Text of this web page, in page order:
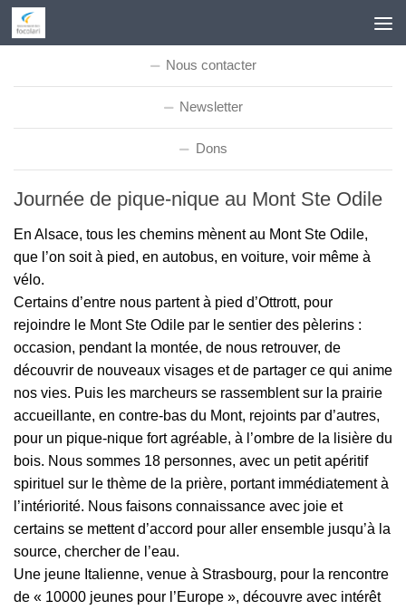
Skip to content
Nous contacter
Newsletter
Dons
Journée de pique-nique au Mont Ste Odile
En Alsace, tous les chemins mènent au Mont Ste Odile,
que l’on soit à pied, en autobus, en voiture, voir même à
vélo.
Certains d’entre nous partent à pied d’Ottrott, pour
rejoindre le Mont Ste Odile par le sentier des pèlerins :
occasion, pendant la montée, de nous retrouver, de
découvrir de nouveaux visages et de partager ce qui anime
nos vies. Puis les marcheurs se rassemblent sur la prairie
accueillante, en contre-bas du Mont, rejoints par d’autres,
pour un pique-nique fort agréable, à l’ombre de la lisière du
bois. Nous sommes 18 personnes, avec un petit apéritif
spirituel sur le thème de la prière, portant immédiatement à
l’intériorité. Nous faisons connaissance avec joie et
certains se mettent d’accord pour aller ensemble jusqu’à la
source, chercher de l’eau.
Une jeune Italienne, venue à Strasbourg, pour la rencontre
de « 10000 jeunes pour l’Europe », découvre avec intérêt